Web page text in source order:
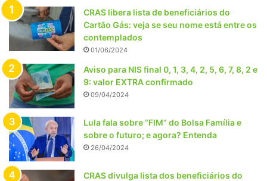
CRAS libera lista de beneficiários do
Cartão Gás: veja se seu nome está entre os
contemplados
01/06/2024
Aviso para NIS final 0, 1, 3, 4, 2, 5, 6, 7, 8, 2 e
9: valor EXTRA confirmado
09/04/2024
Lula fala sobre “FIM” do Bolsa Família e
sobre o futuro; e agora? Entenda
26/04/2024
CRAS divulga lista dos beneficiários do